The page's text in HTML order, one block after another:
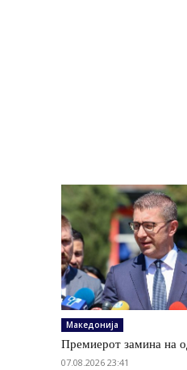
Македонија
Премиерот замина на
07.08.2026 23:41